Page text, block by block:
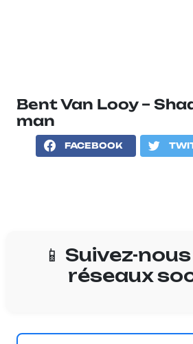
Bent Van Looy –
man
FACEBOOK
📱 Suivez-
réseaux